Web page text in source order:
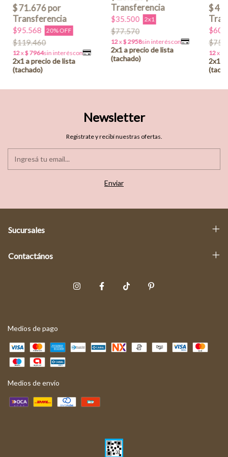
$95.568 20% OFF
$119.460
$35.500 2x1
$77.570
Newsletter
Registrate y recibí nuestras ofertas.
Sucursales
Contactános
Medios de pago
Medios de envío